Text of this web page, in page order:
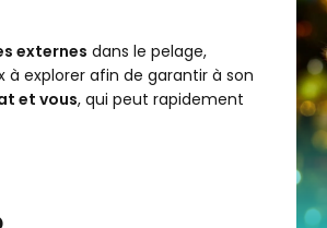
externes dans le pelage,
explorer afin de garantir à son
et vous, qui peut rapidement